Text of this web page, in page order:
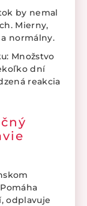
by nemal
Mierny,
normálny.
Množstvo
dní
reakcia
odplavuje